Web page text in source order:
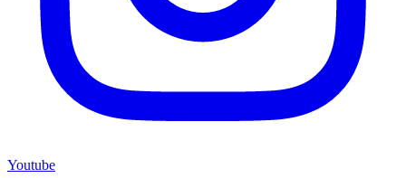
Youtube